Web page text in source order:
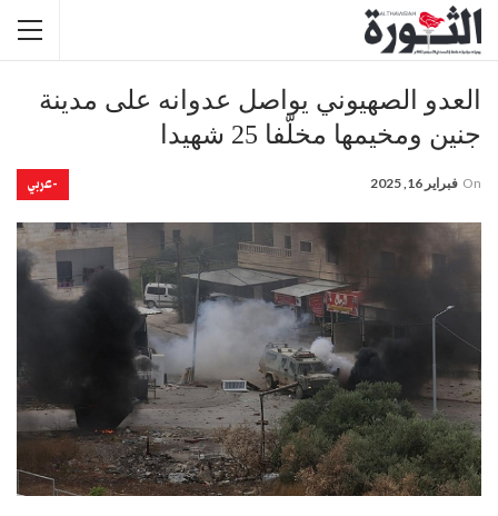
العدو الصهيوني يواصل عدوانه على مدينة
جنين ومخيمها مخلّفا 25 شهيدا
-عربي On فبراير 16, 2025